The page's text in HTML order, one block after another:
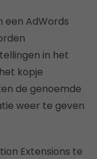
een AdWords
in het
kopje
de genoemde
weer te geven
Extensions te